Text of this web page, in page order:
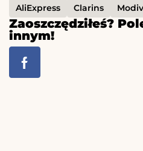
AliExpress
Clarins
Zaoszczędziłeś?
innym!